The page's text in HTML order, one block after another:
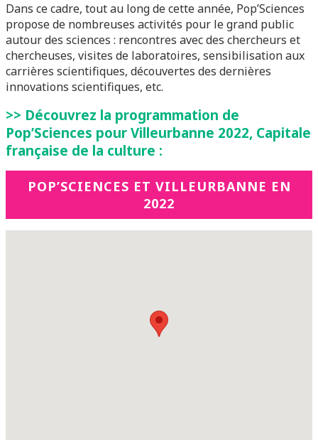
Dans ce cadre, tout au long de cette année, Pop’Sciences
propose de nombreuses activités pour le grand public
autour des sciences : rencontres avec des chercheurs et
chercheuses, visites de laboratoires, sensibilisation aux
carrières scientifiques, découvertes des dernières
innovations scientifiques, etc.
>> Découvrez la programmation de
Pop’Sciences pour Villeurbanne 2022, Capitale
française de la culture :
POP’SCIENCES ET VILLEURBANNE EN
2022